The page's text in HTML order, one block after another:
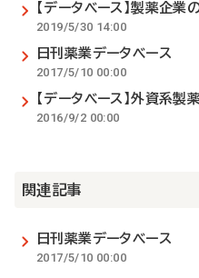
【データベース】製薬企
2019/5/30 14:00
日刊薬業データベース
2017/5/10 00:00
【データベース】外資系
2016/9/2 00:00
関連記事
日刊薬業データベース
2017/5/10 00:00